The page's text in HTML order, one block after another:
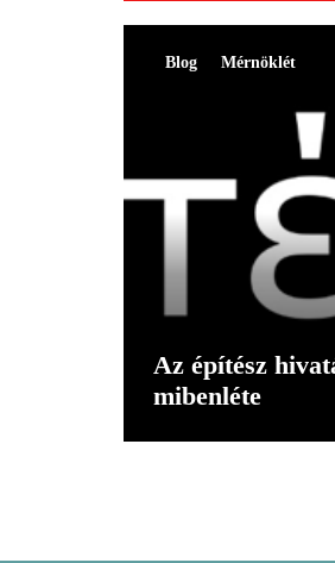
Blog Mérnöklét
Az építész
mibenléte